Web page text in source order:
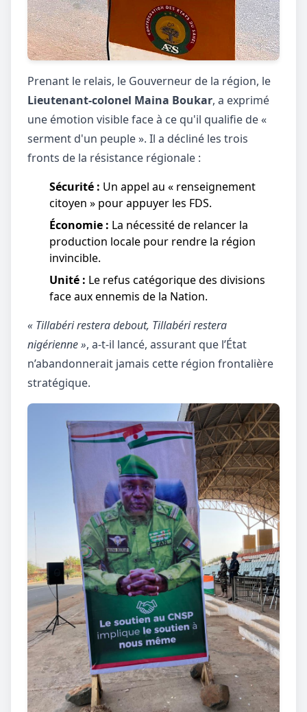
Prenant le relais, le Gouverneur de la région, le
Lieutenant-colonel Maina Boukar, a exprimé
une émotion visible face à ce qu'il qualifie de «
serment d'un peuple ». Il a décliné les trois
fronts de la résistance régionale :
Sécurité : Un appel au « renseignement
citoyen » pour appuyer les FDS.
Économie : La nécessité de relancer la
production locale pour rendre la région
invincible.
Unité : Le refus catégorique des divisions
face aux ennemis de la Nation.
« Tillabéri restera debout, Tillabéri restera
nigérienne », a-t-il lancé, assurant que l’État
n’abandonnerait jamais cette région frontalière
stratégique.